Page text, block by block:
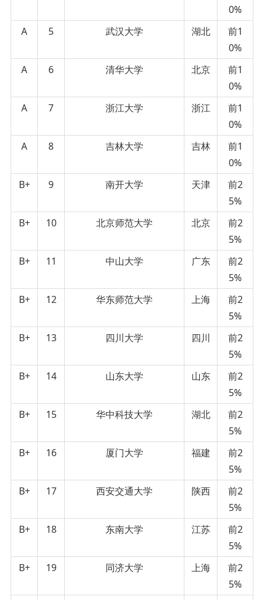
0%
A
5 武汉大学 湖北
前1
0%
A
6 清华大学 北京
前1
0%
A
7 浙江大学 浙江
前1
0%
A
8 吉林大学 吉林
前1
0%
B+
9 南开大学 天津
前2
5%
B+
10 北京师范大学 北京
前2
5%
B+
11 中山大学 广东
前2
5%
B+
12 华东师范大学 上海
前2
5%
B+
13 四川大学 四川
前2
5%
B+
14 山东大学 山东
前2
5%
B+
15 华中科技大学 湖北
前2
5%
B+
16 厦门大学 福建
前2
5%
B+
17 西安交通大学 陕西
前2
5%
B+
18 东南大学 江苏
前2
5%
B+
19 同济大学 上海
前2
5%